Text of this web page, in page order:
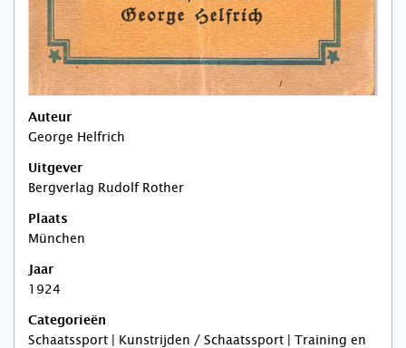
Auteur
George Helfrich
Uitgever
Bergverlag Rudolf Rother
Plaats
München
Jaar
1924
Categorieën
Schaatssport | Kunstrijden / Schaatssport | Training en